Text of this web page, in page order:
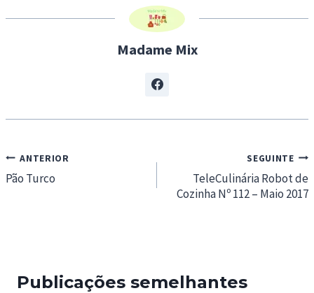
g
Madame Mix
Navegação
de
ANTERIOR
Pão Turco
SEGUINTE
TeleCulinária Robot de
Cozinha Nº 112 – Maio 2017
Publicações semelhantes